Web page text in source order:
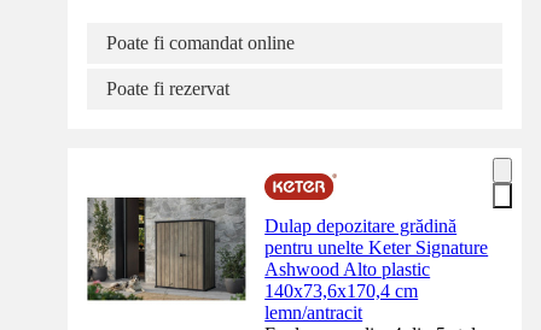
Poate fi comandat online
Poate fi rezervat
Dulap depozitare grădină
pentru unelte Keter Signature
Ashwood Alto plastic
140x73,6x170,4 cm
lemn/antracit